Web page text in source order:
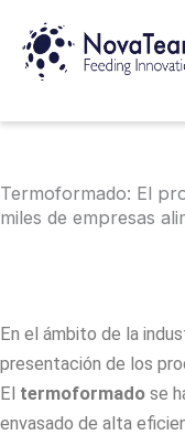
contenido
Termoformado: El
miles de empresas
En el ámbito de la
presentación de los
El termoformado se
envasado de alta